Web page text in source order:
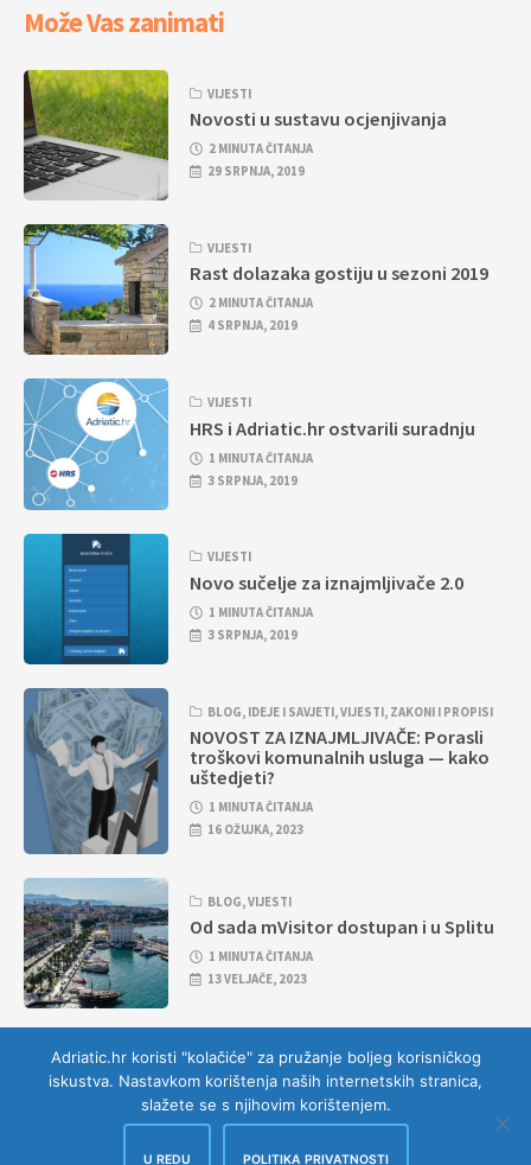
Može Vas zanimati
VIJESTI
Novosti u sustavu ocjenjivanja
2 MINUTA ČITANJA
29 SRPNJA, 2019
VIJESTI
Rast dolazaka gostiju u sezoni 2019
2 MINUTA ČITANJA
4 SRPNJA, 2019
VIJESTI
HRS i Adriatic.hr ostvarili suradnju
1 MINUTA ČITANJA
3 SRPNJA, 2019
VIJESTI
Novo sučelje za iznajmljivače 2.0
1 MINUTA ČITANJA
3 SRPNJA, 2019
BLOG, IDEJE I SAVJETI,VIJESTI, ZAKONI I PROPISI
NOVOST ZA IZNAJMLJIVAČE: Porasli
troškovi komunalnih usluga — kako
uštedjeti?
1 MINUTA ČITANJA
16 OŽUJKA, 2023
BLOG,VIJESTI
Od sada mVisitor dostupan i u Splitu
1 MINUTA ČITANJA
13 VELJAČE, 2023
Adriatic.hr koristi "kolačiće" za pružanje boljeg korisničkog
iskustva. Nastavkom korištenja naših internetskih stranica,
slažete se s njihovim korištenjem.
U REDU POLITIKA PRIVATNOSTI